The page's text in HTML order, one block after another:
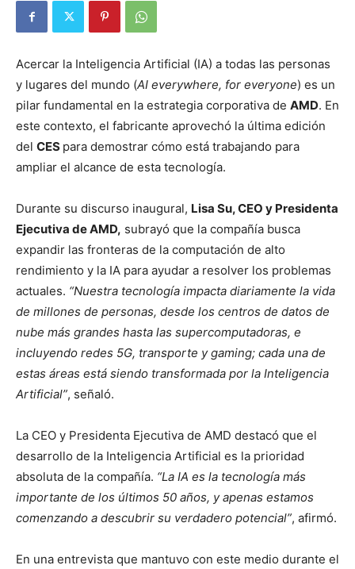
Acercar la Inteligencia Artificial (IA) a todas las personas
y lugares del mundo (AI everywhere, for everyone) es un
pilar fundamental en la estrategia corporativa de AMD. En
este contexto, el fabricante aprovechó la última edición
del CES para demostrar cómo está trabajando para
ampliar el alcance de esta tecnología.
Durante su discurso inaugural, Lisa Su, CEO y Presidenta
Ejecutiva de AMD, subrayó que la compañía busca
expandir las fronteras de la computación de alto
rendimiento y la IA para ayudar a resolver los problemas
actuales. “Nuestra tecnología impacta diariamente la vida
de millones de personas, desde los centros de datos de
nube más grandes hasta las supercomputadoras, e
incluyendo redes 5G, transporte y gaming; cada una de
estas áreas está siendo transformada por la Inteligencia
Artificial”, señaló.
La CEO y Presidenta Ejecutiva de AMD destacó que el
desarrollo de la Inteligencia Artificial es la prioridad
absoluta de la compañía. “La IA es la tecnología más
importante de los últimos 50 años, y apenas estamos
comenzando a descubrir su verdadero potencial”, afirmó.
En una entrevista que mantuvo con este medio durante el